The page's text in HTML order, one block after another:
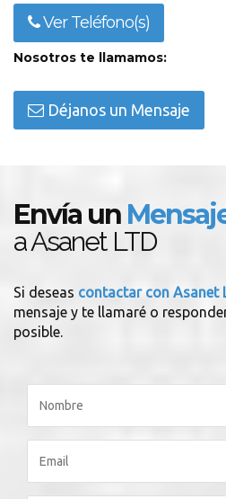
Ver Teléfono(s)
Nosotros te llamamos:
Déjanos un Mensaje
Envía un
a Asanet LTD
Si deseas contactar con Asanet
mensaje y te llamaré o
posible.